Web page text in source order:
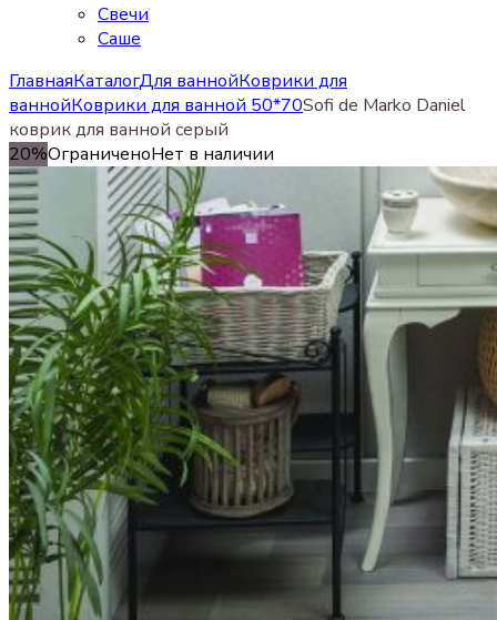
Свечи
Cаше
ГлавнаяКаталогДля ваннойКоврики для
ваннойКоврики для ванной 50*70Sofi de Marko Daniel
коврик для ванной серый
20%ОграниченоНет в наличии